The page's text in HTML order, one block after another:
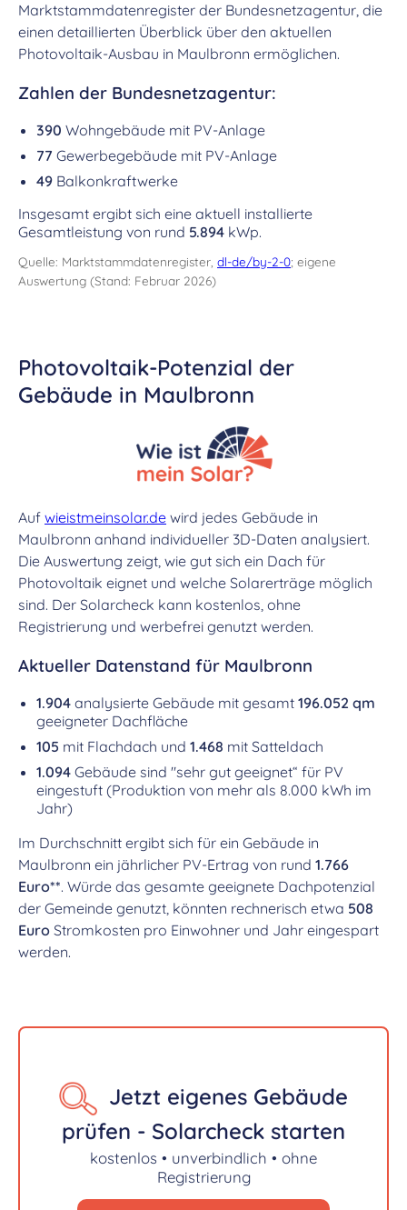
Marktstammdatenregister der Bundesnetzagentur, die
einen detaillierten Überblick über den aktuellen
Photovoltaik-Ausbau in Maulbronn ermöglichen.
Zahlen der Bundesnetzagentur:
390 Wohngebäude mit PV-Anlage
77 Gewerbegebäude mit PV-Anlage
49 Balkonkraftwerke
Insgesamt ergibt sich eine aktuell installierte
Gesamtleistung von rund 5.894 kWp.
Quelle: Marktstammdatenregister, dl-de/by-2-0; eigene
Auswertung (Stand: Februar 2026)
Photovoltaik-Potenzial der
Gebäude in Maulbronn
Auf wieistmeinsolar.de wird jedes Gebäude in
Maulbronn anhand individueller 3D-Daten analysiert.
Die Auswertung zeigt, wie gut sich ein Dach für
Photovoltaik eignet und welche Solarerträge möglich
sind. Der Solarcheck kann kostenlos, ohne
Registrierung und werbefrei genutzt werden.
Aktueller Datenstand für Maulbronn
1.904 analysierte Gebäude mit gesamt 196.052 qm
geeigneter Dachfläche
105 mit Flachdach und 1.468 mit Satteldach
1.094 Gebäude sind "sehr gut geeignet“ für PV
eingestuft (Produktion von mehr als 8.000 kWh im
Jahr)
Im Durchschnitt ergibt sich für ein Gebäude in
Maulbronn ein jährlicher PV-Ertrag von rund 1.766
Euro**. Würde das gesamte geeignete Dachpotenzial
der Gemeinde genutzt, könnten rechnerisch etwa 508
Euro Stromkosten pro Einwohner und Jahr eingespart
werden.
Jetzt eigenes Gebäude
prüfen - Solarcheck starten
kostenlos • unverbindlich • ohne
Registrierung